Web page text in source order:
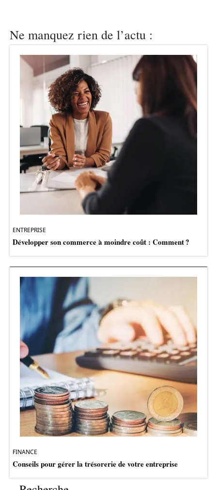
Ne manquez rien de l’actu :
ENTREPRISE
Développer son commerce à moindre coût : Comment ?
FINANCE
Conseils pour gérer la trésorerie de votre entreprise